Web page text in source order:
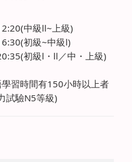
中級Ⅱ~上級)
初級~中級Ⅰ)
初級Ⅰ・Ⅱ／中・上級)
習時間有150小時以上者
試驗N5等級)